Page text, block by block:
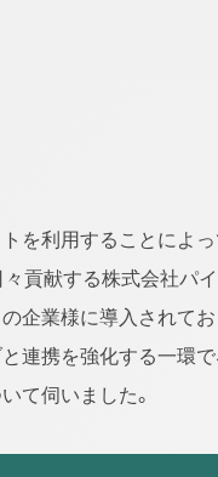
を利用することによ
々貢献する株式会社パ
企業様に導入されてお
連携を強化する一環
て伺いました。